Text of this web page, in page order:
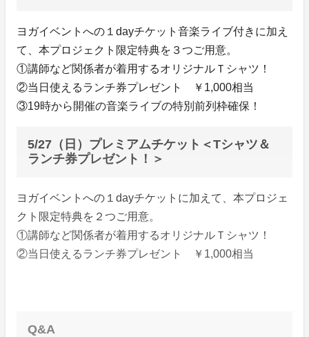
ヨガイベントへの１dayチケット音楽ライブ付きに加え
て、本プロジェクト限定特典を３つご用意。
①講師など関係者が着用するオリジナルＴシャツ！
②当日使えるランチ券プレゼント ￥1,000相当
③19時から開催の音楽ライブの特別前列枠確保！
5/27（日）プレミアムチケット＜Tシャツ＆
ランチ券プレゼント！＞
ヨガイベントへの１dayチケットに加えて、本プロジェ
クト限定特典を２つご用意。
①講師など関係者が着用するオリジナルＴシャツ！
②当日使えるランチ券プレゼント ￥1,000相当
Q&A